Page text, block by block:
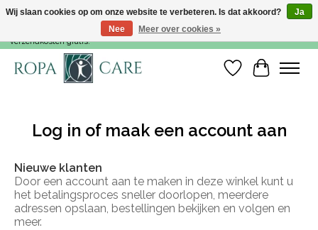
Voor 15:00 besteld, dezelfde werkdag nog verzonden! Vanaf €35,- zijn de
verzendkosten gratis!
Verlanglijst
Log in of maak een account aan
Nieuwe klanten
Door een account aan te maken in deze winkel kunt u
het betalingsproces sneller doorlopen, meerdere
adressen opslaan, bestellingen bekijken en volgen en
meer.
Wij slaan cookies op om onze website te verbeteren. Is dat akkoord?
Ja
Nee
Meer over cookies »